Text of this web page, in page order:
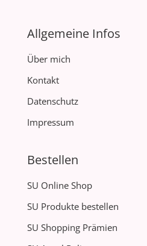
Allgemeine Infos
Über mich
Kontakt
Datenschutz
Impressum
Bestellen
SU Online Shop
SU Produkte bestellen
SU Shopping Prämien